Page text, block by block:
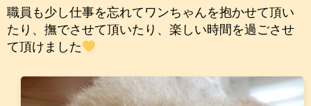
職員も少し仕事を忘れてワンちゃんを抱かせて頂い
たり、撫でさせて頂いたり、楽しい時間を過ごさせ
て頂けました